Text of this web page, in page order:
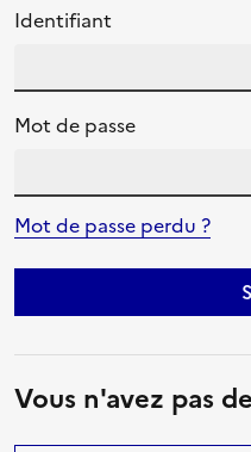
Identifiant
Mot de passe
Mot de passe perdu ?
Vous n'avez pas